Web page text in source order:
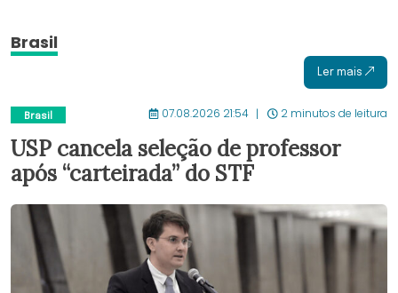
Brasil
Ler mais
Brasil 07.08.2026 21:54 2 minutos de leitura
USP cancela seleção de professor
após “carteirada” do STF